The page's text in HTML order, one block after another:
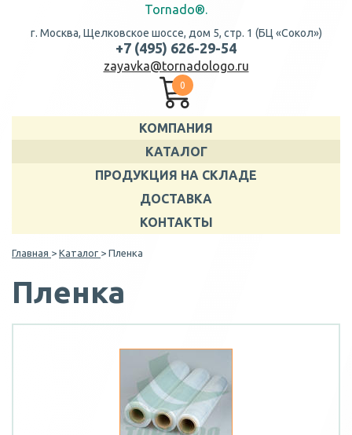
Tornado®.
г. Москва, Щелковское шоссе, дом 5, стр. 1 (БЦ «Сокол»)
+7 (495) 626-29-54
zayavka@tornadologo.ru
0
КОМПАНИЯ
КАТАЛОГ
ПРОДУКЦИЯ НА СКЛАДЕ
ДОСТАВКА
КОНТАКТЫ
Главная > Каталог > Пленка
Пленка